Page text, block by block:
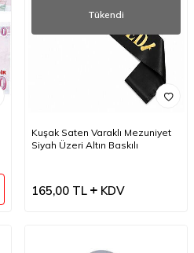
Tükendi
Kuşak Saten Varaklı Mezuniyet
Siyah Üzeri Altın Baskılı
165,00 TL KDV